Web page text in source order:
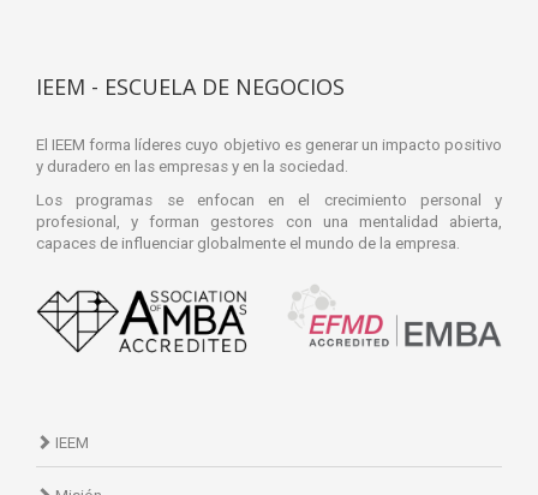
IEEM - ESCUELA DE NEGOCIOS
El IEEM forma líderes cuyo objetivo es generar un impacto positivo
y duradero en las empresas y en la sociedad.
Los programas se enfocan en el crecimiento personal y
profesional, y forman gestores con una mentalidad abierta,
capaces de influenciar globalmente el mundo de la empresa.
IEEM